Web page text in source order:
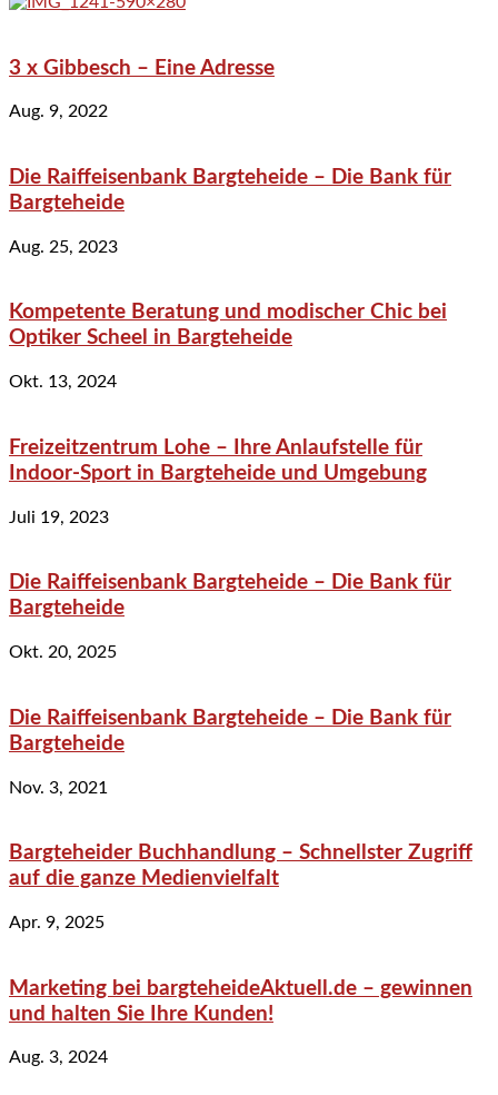
3 x Gibbesch – Eine Adresse
Aug. 9, 2022
Die Raiffeisenbank Bargteheide – Die Bank für
Bargteheide
Aug. 25, 2023
Kompetente Beratung und modischer Chic bei
Optiker Scheel in Bargteheide
Okt. 13, 2024
Freizeitzentrum Lohe – Ihre Anlaufstelle für
Indoor-Sport in Bargteheide und Umgebung
Juli 19, 2023
Die Raiffeisenbank Bargteheide – Die Bank für
Bargteheide
Okt. 20, 2025
Die Raiffeisenbank Bargteheide – Die Bank für
Bargteheide
Nov. 3, 2021
Bargteheider Buchhandlung – Schnellster Zugriff
auf die ganze Medienvielfalt
Apr. 9, 2025
Marketing bei bargteheideAktuell.de – gewinnen
und halten Sie Ihre Kunden!
Aug. 3, 2024